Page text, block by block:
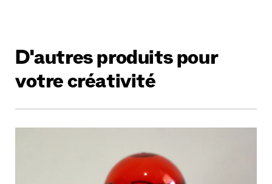
D'autres produits pour
votre créativité